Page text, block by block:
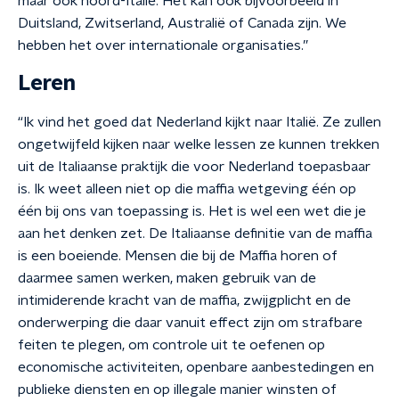
Duitsland, Zwitserland, Australië of Canada zijn. We
hebben het over internationale organisaties.”
Leren
“Ik vind het goed dat Nederland kijkt naar Italië. Ze zullen
ongetwijfeld kijken naar welke lessen ze kunnen trekken
uit de Italiaanse praktijk die voor Nederland toepasbaar
is. Ik weet alleen niet op die maffia wetgeving één op
één bij ons van toepassing is. Het is wel een wet die je
aan het denken zet. De Italiaanse definitie van de maffia
is een boeiende. Mensen die bij de Maffia horen of
daarmee samen werken, maken gebruik van de
intimiderende kracht van de maffia, zwijgplicht en de
onderwerping die daar vanuit effect zijn om strafbare
feiten te plegen, om controle uit te oefenen op
economische activiteiten, openbare aanbestedingen en
publieke diensten en op illegale manier winsten of